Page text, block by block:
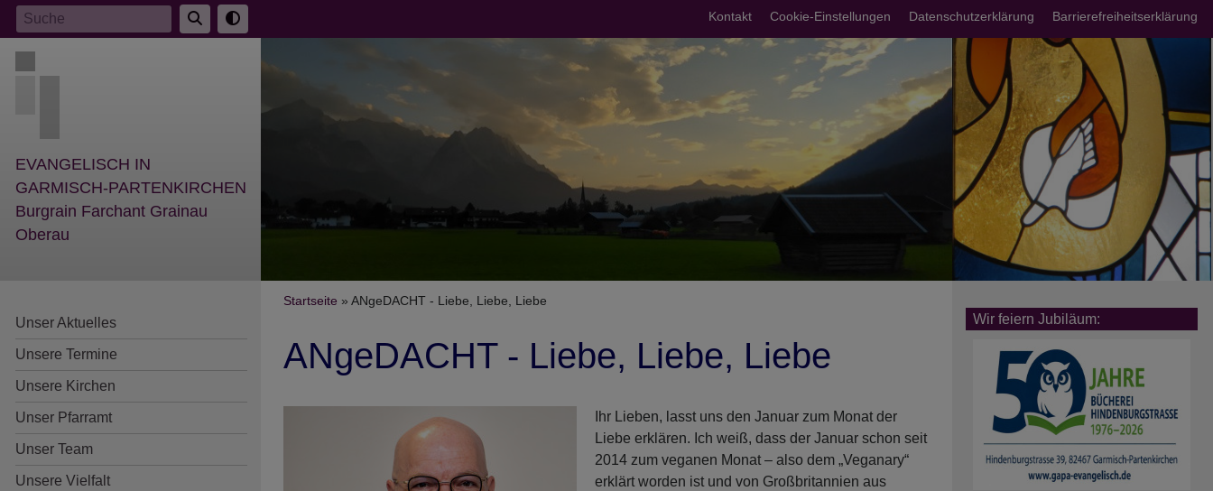
Direkt
zum
Inhalt
Fußbereichsmenü
Kontakt Cookie-Einstellungen Datenschutzerklärung Barrierefreiheitserklärung
EVANGELISCH IN
GARMISCH-PARTENKIRCHEN
Burgrain Farchant Grainau
Oberau
Unser Aktuelles
Unsere Termine
Unsere Kirchen
Unser Pfarramt
Unser Team
Unsere Vielfalt
Breadcrumb
Startseite ANgeDACHT - Liebe, Liebe, Liebe
ANgeDACHT - Liebe, Liebe, Liebe
Ihr Lieben, lasst uns den Januar zum Monat der
Liebe erklären. Ich weiß, dass der Januar schon seit
2014 zum veganen Monat – also dem „Veganary“
erklärt worden ist und von Großbritannien aus
Wir feiern Jubiläum: